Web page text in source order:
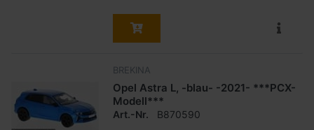
BREKINA
Opel Astra L, -blau- -2021- ***PCX-
Modell***
Art.-Nr. B870590